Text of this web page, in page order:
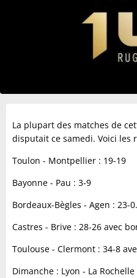
La plupart des matches de
disputait ce samedi. Voici les
Toulon - Montpellier : 19-19
Bayonne - Pau : 3-9
Bordeaux-Bègles - Agen : 23-0.
Castres - Brive : 28-26 avec
Toulouse - Clermont : 34-8
Dimanche : Lyon - La